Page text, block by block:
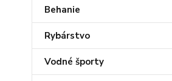
Behanie
Rybárstvo
Vodné športy